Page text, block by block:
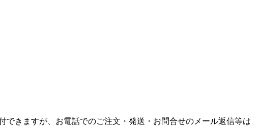
できますが、お電話でのご注文・発送・お問合せのメール返信等は